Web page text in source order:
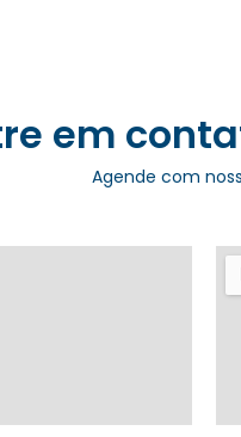
em
Agende com